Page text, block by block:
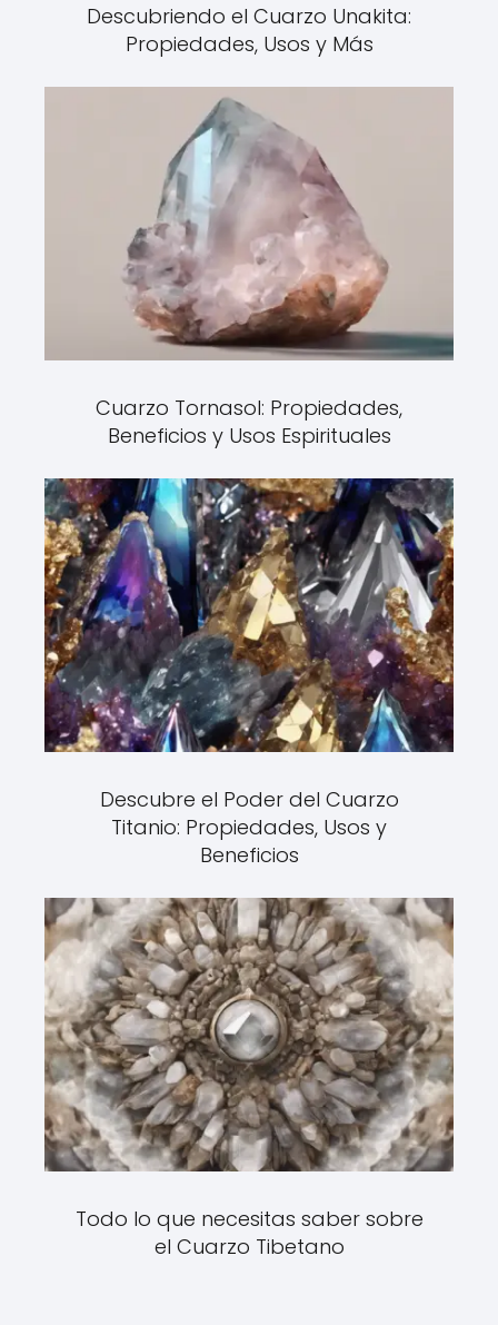
Descubriendo el Cuarzo Unakita:
Propiedades, Usos y Más
Cuarzo Tornasol: Propiedades,
Beneficios y Usos Espirituales
Descubre el Poder del Cuarzo
Titanio: Propiedades, Usos y
Beneficios
Todo lo que necesitas saber sobre
el Cuarzo Tibetano